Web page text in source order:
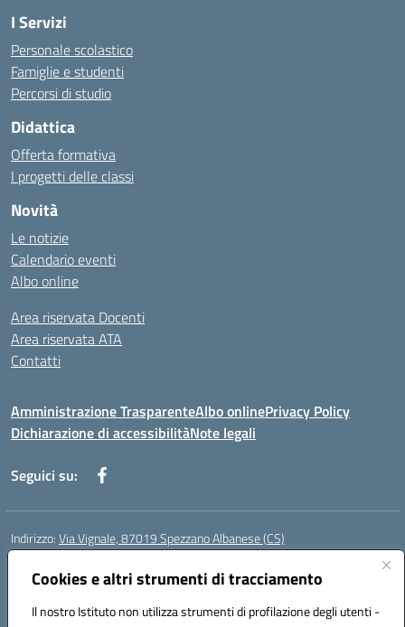
Cookies e altri strumenti di tracciamento
Il nostro Istituto non utilizza strumenti di profilazione degli utenti -
I Servizi
Personale scolastico
Famiglie e studenti
Percorsi di studio
Didattica
Offerta formativa
I progetti delle classi
Novità
Le notizie
Calendario eventi
Albo online
Area riservata Docenti
Area riservata ATA
Contatti
Amministrazione TrasparenteAlbo onlinePrivacy Policy
Dichiarazione di accessibilitàNote legali
Seguici su:
Indirizzo:Via Vignale, 87019 Spezzano Albanese (CS)
Centralino:
Posta elettronica certificata (PEC):csic878003@pec.istruzione.it
Codice fiscale: 94018300783